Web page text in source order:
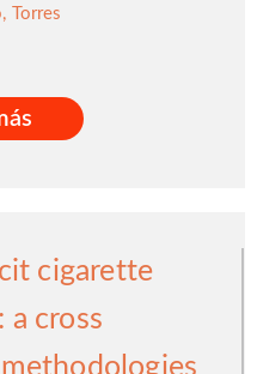
,
Torres
cigarette
a cross